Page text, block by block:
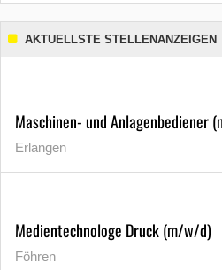
AKTUELLSTE STELLENANZEIGEN
Maschinen- und Anlagenbediener
Erlangen
Medientechnologe Druck (m/w/d)
Föhren